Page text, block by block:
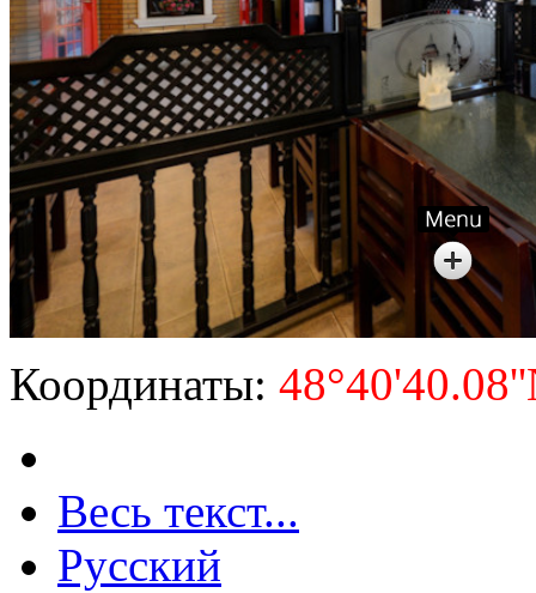
Координаты:
Весь текст...
Русский